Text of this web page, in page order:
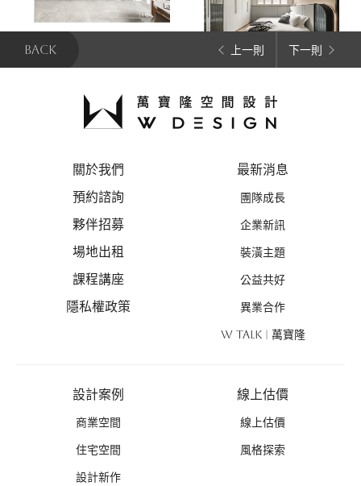
BACK 上一則 下一則
關於我們
預約諮詢
夥伴招募
場地出租
課程講座
隱私權政策
最新消息
團隊成長
企業新訊
裝潢主題
公益共好
異業合作
W TALK | 萬寶隆
設計案例
商業空間
住宅空間
設計新作
線上估價
線上估價
風格探索